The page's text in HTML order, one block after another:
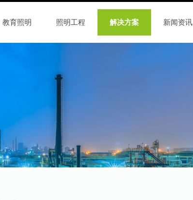
教育照明 照明工程 解决方案 新闻资讯